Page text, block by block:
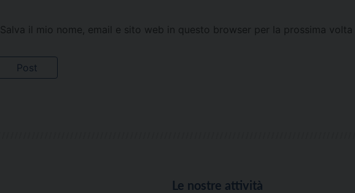
Salva il mio nome, email e sito web in questo browser per la prossima
Le nostre attività